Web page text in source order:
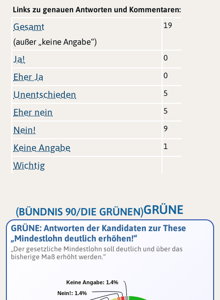
Links zu genauen Antworten und Kommentaren:
Gesamt
(außer „keine Angabe“)
19
Ja! 0
Eher Ja 0
Unentschieden 5
Eher nein 5
Nein! 9
Keine Angabe 1
Wichtig
GRÜNE
(BÜNDNIS 90/DIE GRÜNEN)
Nein!: 1.4%
Nein!: 1.4%
Keine Angabe: 1.4%
Keine Angabe: 1.4%
GRÜNE: Antworten der Kandidaten zur These
„Mindestlohn deutlich erhöhen!“
„Der gesetzliche Mindestlohn soll deutlich und über das
bisherige Maß erhöht werden.“